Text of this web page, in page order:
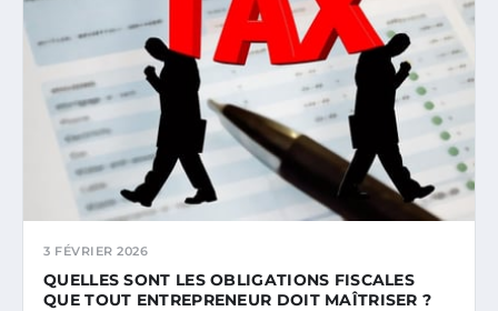
3 FÉVRIER 2026
QUELLES SONT LES OBLIGATIONS FISCALES
QUE TOUT ENTREPRENEUR DOIT MAÎTRISER ?